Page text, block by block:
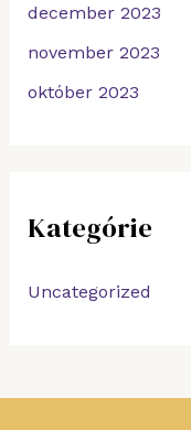
december 2023
november 2023
október 2023
Kategórie
Uncategorized